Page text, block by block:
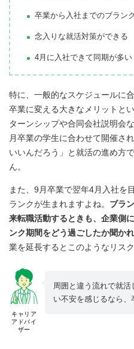
卒業から入社までのブラン
念入りな就活対策ができる
4月に入社できて同期が多い
特に、一般的なスケジュールに
卒業に変える大きなメリットと
ターンシップや合同会社説明会
月卒業の学生に合わせて開催さ
いいんだろう」と就活の進め方
ん。
また、9月卒業で翌年4月入社を
ランクが生まれますよね。 ブラ
来転職活動するときも、企業側
ンク期間をどう過ごしたか聞か
業を延長するとこのようなリス
キャリア
アドバイ
ザー
周囲と違う流れで就
い不安を感じるなら、